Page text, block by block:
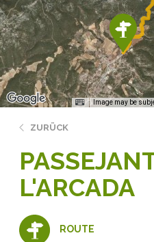
Image may be
ZURÜCK
L'ARCADA
ROUTE